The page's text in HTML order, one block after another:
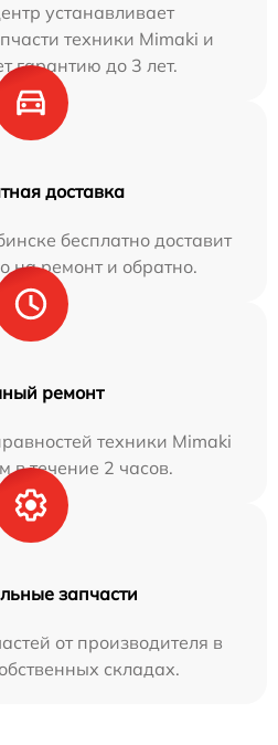
устанавливает
техники Mimaki и
гарантию до 3 лет.
доставка
бесплатно доставит
на ремонт и обратно.
ремонт
техники Mimaki
в течение 2 часов.
запчасти
от производителя в
складах.